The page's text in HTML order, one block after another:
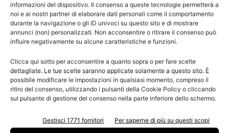
informazioni del dispositivo. Il consenso a queste tecnologie permetterà a
noi e ai nostri partner di elaborare dati personali come il comportamento
durante la navigazione o gli ID univoci su questo sito e di mostrare
annunci (non) personalizzati. Non acconsentire o ritirare il consenso può
influire negativamente su alcune caratteristiche e funzioni.
Clicca qui sotto per acconsentire a quanto sopra o per fare scelte
dettagliate. Le tue scelte saranno applicate solamente a questo sito. È
possibile modificare le impostazioni in qualsiasi momento, compreso il
ritiro del consenso, utilizzando i pulsanti della Cookie Policy o cliccando
sul pulsante di gestione del consenso nella parte inferiore dello schermo.
Gestisci 1771 fornitori Per saperne di più su questi scopi
Edicola Web